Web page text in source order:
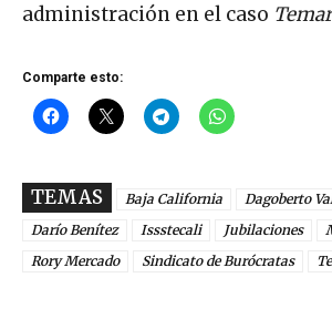
administración en el caso
Comparte esto:
TEMAS Baja California
Dagoberto
Darío Benítez
Issstecali Jubilaciones
Rory Mercado
Sindicato de Burócratas